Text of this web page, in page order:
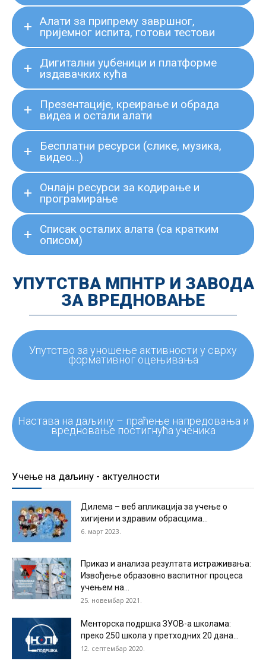
Алати за припрему завршног,
пријемног испита, готови тестови
Дигитални уџбеници и платформе
издавачких кућа
Презентације, креирање и обрада
видеа и остали алати
Бесплатни ресурси (слике, музика,
видео...)
Онлајн ресурси за кодирање и
програмирање
Списак осталих алата (са кратким
описом)
УПУТСТВА МПНТР И ЗАВОДА
ЗА ВРЕДНОВАЊЕ
Упутство за уношење активности у сврху
формативног оцењивања
Настава на даљину – праћење напредовања и
вредновање постигнућа ученика
Учење на даљину - актуелности
Дилема – веб апликација за учење о
хигијени и здравим обрасцима...
6. март 2023.
Приказ и анализа резултата истраживања:
Извођење образовно васпитног процеса
учењем на...
25. новембар 2021.
Менторска подршка ЗУОВ-а школама:
преко 250 школа у претходних 20 дана...
12. септембар 2020.